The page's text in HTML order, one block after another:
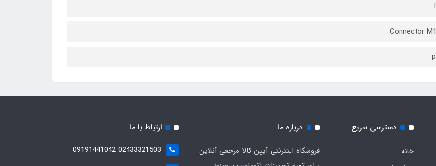
Connector
دسترسی سریع
خانه
درباره ما
فروشگاه اینترنتی آیین کالا مرجعی آنلاین
ارتباط با ما
02433321503 09191441042